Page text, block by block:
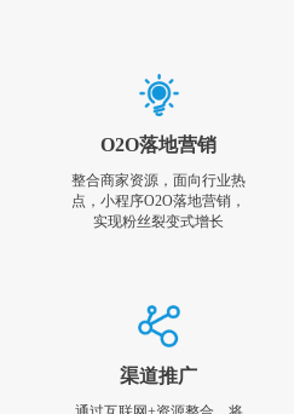
O2O落地营销
整合商家资源，面向行业热
点，小程序O2O落地营销，
实现粉丝裂变式增长
渠道推广